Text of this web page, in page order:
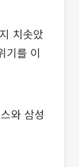
치솟았
기를 이
와 삼성